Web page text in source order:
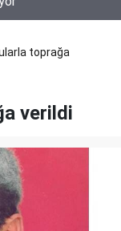
toprağa
verildi